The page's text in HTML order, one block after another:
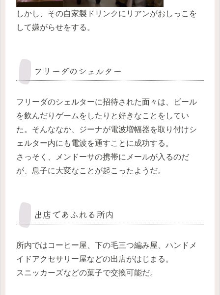
しかし、その自家製ドリンクにリアンがおしっこを
して嫌がらせをする。
フリーダのシェルター
フリーダのシェルターに招待された面々は、ビール
を飲んだりゲームをしたりと好きなことをしてい
た。そんななか、ジーナが電波増幅器を取り付けシ
ェルター内にも電波を通すことに成功する。
さっそく、メンドーサの携帯にメールが入るのだ
が、息子に大変なことが起こったようだ。
出店であふれる所内
所内ではコーヒー屋、下の毛三つ編み屋、ハンドメ
イドアクセサリー屋などの出店がはじまる。
スニッカーズなどの菓子で交換可能だ。